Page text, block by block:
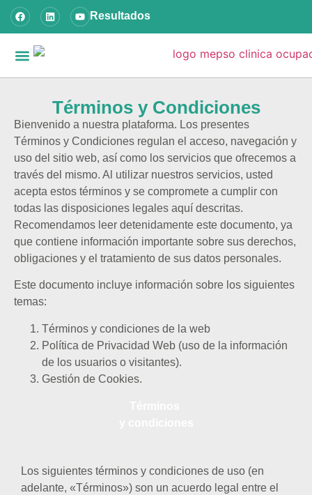
Resultados
Términos y Condiciones
Bienvenido a nuestra plataforma. Los presentes
Términos y Condiciones regulan el acceso, navegación y
uso del sitio web, así como los servicios que ofrecemos a
través del mismo. Al utilizar nuestros servicios, usted
acepta estos términos y se compromete a cumplir con
todas las disposiciones legales aquí descritas.
Recomendamos leer detenidamente este documento, ya
que contiene información importante sobre sus derechos,
obligaciones y el tratamiento de sus datos personales.
Este documento incluye información sobre los siguientes
temas:
Términos y condiciones de la web
Política de Privacidad Web (uso de la información
de los usuarios o visitantes).
Gestión de Cookies.
Los siguientes términos y condiciones de uso (en
adelante, «Términos») son un acuerdo legal entre el